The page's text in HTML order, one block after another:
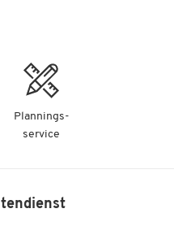
Plannings-
service